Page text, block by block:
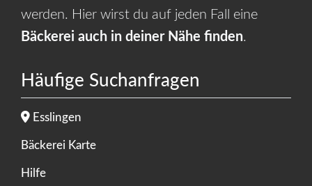
werden. Hier wirst du auf jeden Fall eine
Bäckerei auch in deiner Nähe finden.
Häufige Suchanfragen
Esslingen
Bäckerei Karte
Hilfe